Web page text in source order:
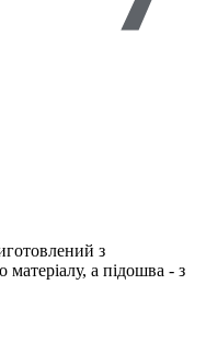
з
а підошва - з